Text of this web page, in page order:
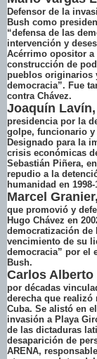
Defensor de la
Bush como
“defensa de las
intervención y
Acérrimo opositor
construcción de
pueblos originarios
democracia”. Fue
contra Chávez.
Joaquín Lavín,
presidencia por la
golpe, funcionario y
Designado para la
crisis económicas
Sebastián Piñera,
repudio a la
humanidad en 1998-
Marcel Granier,
que promovió y
Hugo Chávez en
democratización de
vencimiento de su
democracia” por el
Bush.
Carlos Alberto
por décadas
derecha que realizó
Cuba. Se alistó en
invasión a Playa
de las dictaduras
desaparición de
ARENA,